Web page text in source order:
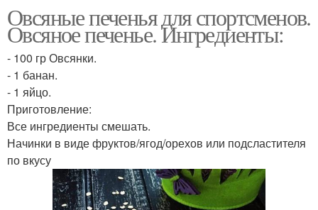
Овсяные печенья для спортсменов.
Овсяное печенье. Ингредиенты:
- 100 гр Овсянки.
- 1 банан.
- 1 яйцо.
Приготовление:
Все ингредиенты смешать.
Начинки в виде фруктов/ягод/орехов или подсластителя
по вкусу